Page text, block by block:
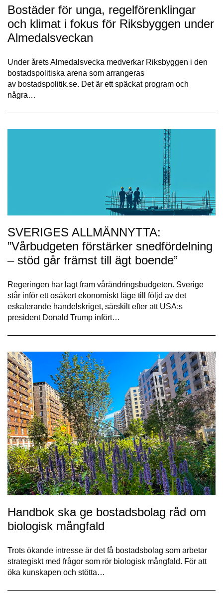
Bostäder för unga, regelförenklingar
och klimat i fokus för Riksbyggen under
Almedalsveckan
Under årets Almedalsvecka medverkar Riksbyggen i den
bostadspolitiska arena som arrangeras
av bostadspolitik.se. Det är ett späckat program och
några…
SVERIGES ALLMÄNNYTTA:
”Vårbudgeten förstärker snedfördelning
– stöd går främst till ägt boende”
Regeringen har lagt fram vårändringsbudgeten. Sverige
står inför ett osäkert ekonomiskt läge till följd av det
eskalerande handelskriget, särskilt efter att USA:s
president Donald Trump infört…
Handbok ska ge bostadsbolag råd om
biologisk mångfald
Trots ökande intresse är det få bostadsbolag som arbetar
strategiskt med frågor som rör biologisk mångfald. För att
öka kunskapen och stötta…